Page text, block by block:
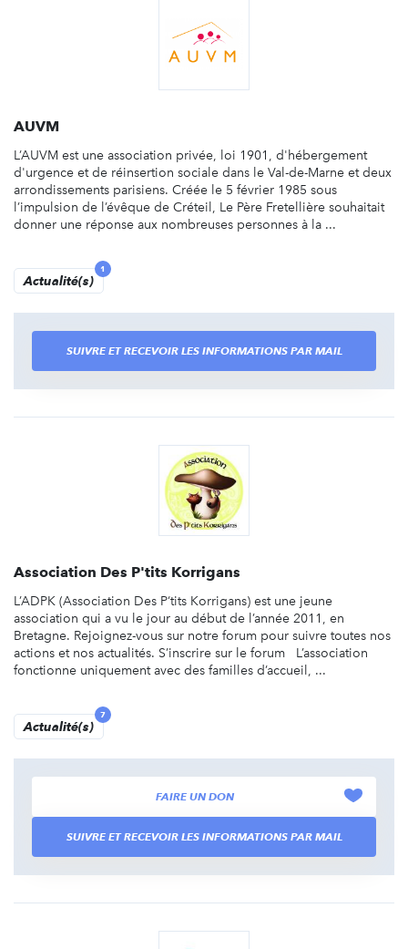
AUVM
L’AUVM est une association privée, loi 1901, d'hébergement
d'urgence et de réinsertion sociale dans le Val-de-Marne et deux
arrondissements parisiens. Créée le 5 février 1985 sous
l’impulsion de l’évêque de Créteil, Le Père Fretellière souhaitait
donner une réponse aux nombreuses personnes à la ...
Actualité(s)
1
SUIVRE ET RECEVOIR LES INFORMATIONS PAR MAIL
Association Des P'tits Korrigans
L’ADPK (Association Des P‘tits Korrigans) est une jeune
association qui a vu le jour au début de l’année 2011, en
Bretagne. Rejoignez-vous sur notre forum pour suivre toutes nos
actions et nos actualités. S’inscrire sur le forum L’association
fonctionne uniquement avec des familles d’accueil, ...
Actualité(s)
7
FAIRE UN DON
SUIVRE ET RECEVOIR LES INFORMATIONS PAR MAIL